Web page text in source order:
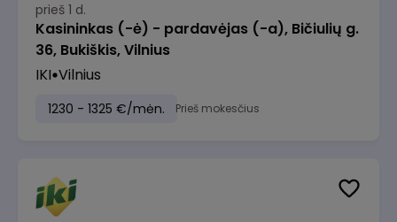
prieš 1 d.
Kasininkas (-ė) - pardavėjas (-a), Bičiulių g.
36, Bukiškis, Vilnius
IKI Vilnius
1230 - 1325 €/mėn. Prieš mokesčius